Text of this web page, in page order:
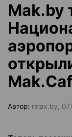
Mak.by
Автор: relax.by,